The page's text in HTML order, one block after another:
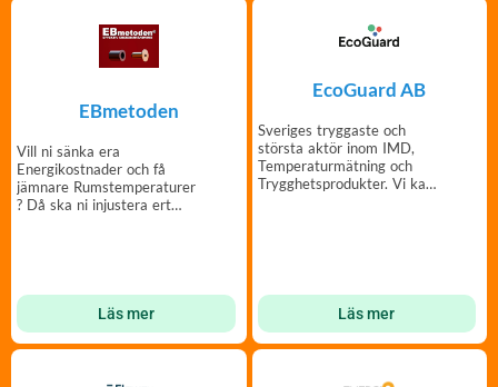
EBmetoden
Vill ni sänka era
Energikostnader och få
jämnare Rumstemperaturer
? Då ska ni injustera ert
Läs mer
EcoGuard AB
Sveriges tryggaste och
största aktör inom IMD,
Temperaturmätning och
Trygghetsprodukter. Vi kan
Läs mer